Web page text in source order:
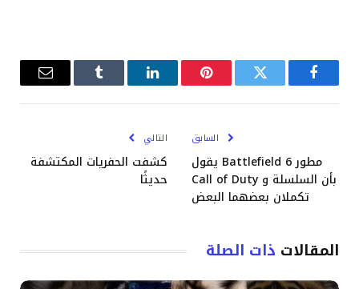
فيسبوكتويتر بينتيريستلينكدإن Tumblrالبريد
السابق
مطور Battlefield 6 يقول
بأن السلسلة و Call of Duty
تكملان بعضهما البعض
التالي
كشفت الحفريات المكتشفة
حديثًا
المقالات ذات الصلة